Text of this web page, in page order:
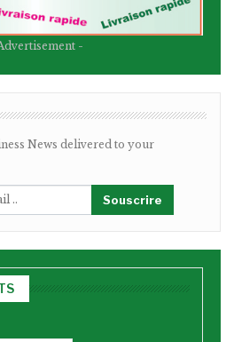
-
News delivered to your
Souscrire